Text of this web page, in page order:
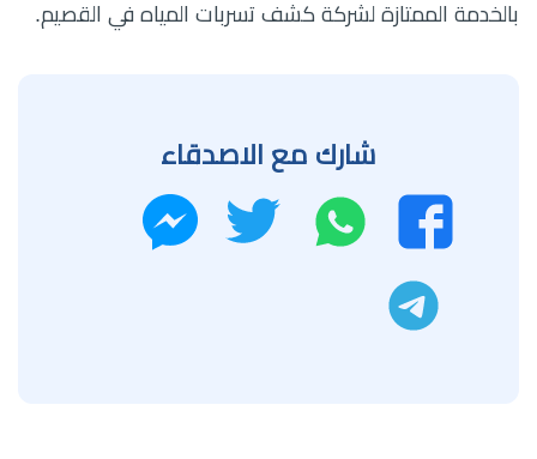
بالخدمة الممتازة لشركة كشف تسربات المياه في القصيم.
شارك مع الاصدقاء
فيسبوك
واتساب تويتر